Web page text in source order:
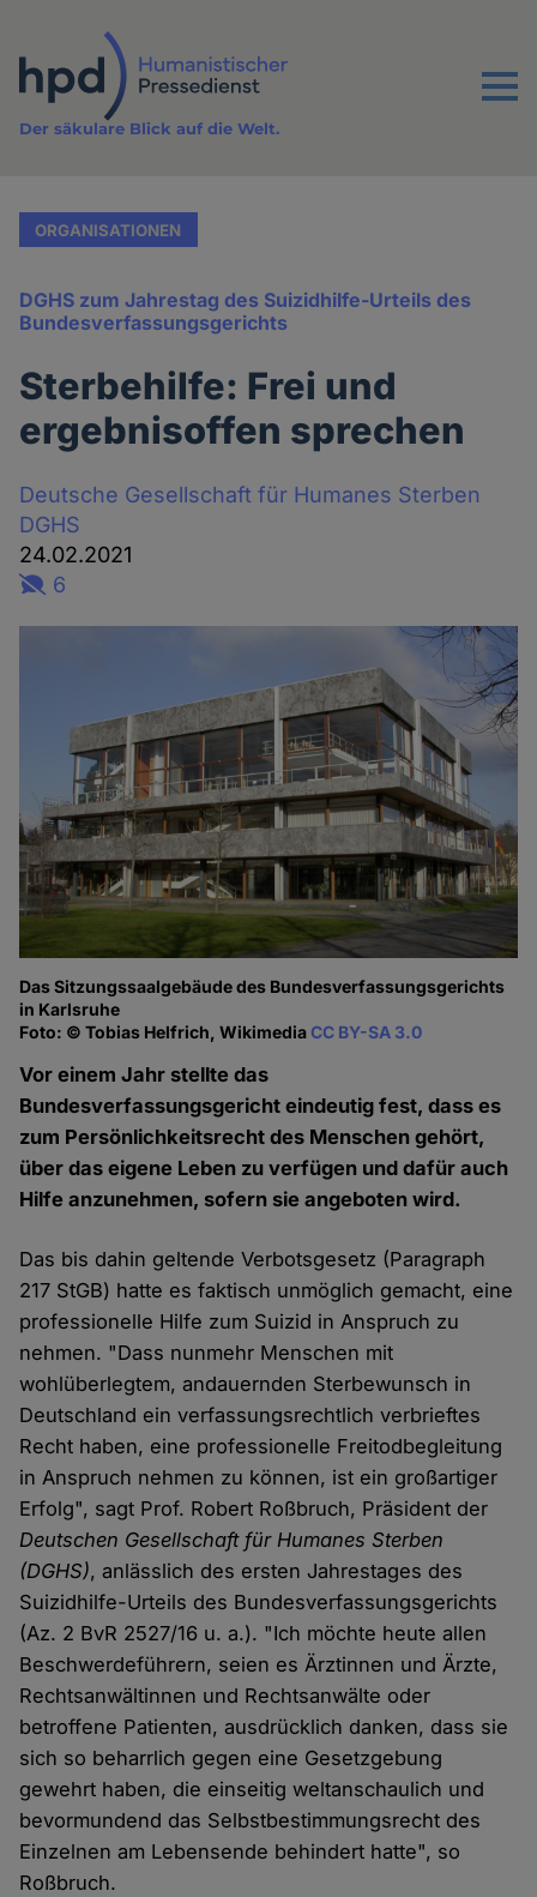
Inhalt
Menu
Der säkulare Blick auf die Welt.
ORGANISATIONEN
DGHS zum Jahrestag des Suizidhilfe-Urteils des
Bundesverfassungsgerichts
Sterbehilfe: Frei und
ergebnisoffen sprechen
Deutsche Gesellschaft für Humanes Sterben
DGHS
24.02.2021
6
Das Sitzungssaalgebäude des Bundesverfassungsgerichts
in Karlsruhe
Foto: © Tobias Helfrich, WikimediaCC BY-SA 3.0
Vor einem Jahr stellte das
Bundesverfassungsgericht eindeutig fest, dass es
zum Persönlichkeitsrecht des Menschen gehört,
über das eigene Leben zu verfügen und dafür auch
Hilfe anzunehmen, sofern sie angeboten wird.
Das bis dahin geltende Verbotsgesetz (Paragraph
217 StGB) hatte es faktisch unmöglich gemacht, eine
professionelle Hilfe zum Suizid in Anspruch zu
nehmen. "Dass nunmehr Menschen mit
wohlüberlegtem, andauernden Sterbewunsch in
Deutschland ein verfassungsrechtlich verbrieftes
Recht haben, eine professionelle Freitodbegleitung
in Anspruch nehmen zu können, ist ein großartiger
Erfolg", sagt Prof. Robert Roßbruch, Präsident der
Deutschen Gesellschaft für Humanes Sterben
(DGHS), anlässlich des ersten Jahrestages des
Suizidhilfe-Urteils des Bundesverfassungsgerichts
(Az. 2 BvR 2527/16 u. a.). "Ich möchte heute allen
Beschwerdeführern, seien es Ärztinnen und Ärzte,
Rechtsanwältinnen und Rechtsanwälte oder
betroffene Patienten, ausdrücklich danken, dass sie
sich so beharrlich gegen eine Gesetzgebung
gewehrt haben, die einseitig weltanschaulich und
bevormundend das Selbstbestimmungsrecht des
Einzelnen am Lebensende behindert hatte", so
Roßbruch.